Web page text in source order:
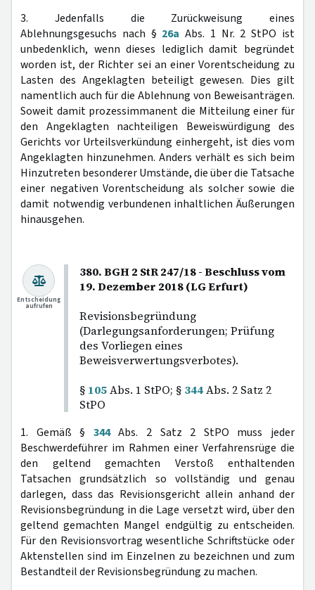
3. Jedenfalls die Zurückweisung eines
Ablehnungsgesuchs nach § 26a Abs. 1 Nr. 2 StPO ist
unbedenklich, wenn dieses lediglich damit begründet
worden ist, der Richter sei an einer Vorentscheidung zu
Lasten des Angeklagten beteiligt gewesen. Dies gilt
namentlich auch für die Ablehnung von Beweisanträgen.
Soweit damit prozessimmanent die Mitteilung einer für
den Angeklagten nachteiligen Beweiswürdigung des
Gerichts vor Urteilsverkündung einhergeht, ist dies vom
Angeklagten hinzunehmen. Anders verhält es sich beim
Hinzutreten besonderer Umstände, die über die Tatsache
einer negativen Vorentscheidung als solcher sowie die
damit notwendig verbundenen inhaltlichen Äußerungen
hinausgehen.
380. BGH 2 StR 247/18 - Beschluss vom
19. Dezember 2018 (LG Erfurt)
Revisionsbegründung
(Darlegungsanforderungen; Prüfung
des Vorliegen eines
Beweisverwertungsverbotes).
§ 105Abs. 1 StPO; § 344Abs. 2 Satz 2
StPO
Entscheidung
aufrufen
1. Gemäß § 344Abs. 2 Satz 2 StPO muss jeder
Beschwerdeführer im Rahmen einer Verfahrensrüge die
den geltend gemachten Verstoß enthaltenden
Tatsachen grundsätzlich so vollständig und genau
darlegen, dass das Revisionsgericht allein anhand der
Revisionsbegründung in die Lage versetzt wird, über den
geltend gemachten Mangel endgültig zu entscheiden.
Für den Revisionsvortrag wesentliche Schriftstücke oder
Aktenstellen sind im Einzelnen zu bezeichnen und zum
Bestandteil der Revisionsbegründung zu machen.